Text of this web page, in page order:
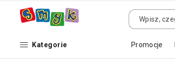
Kategorie Promocje